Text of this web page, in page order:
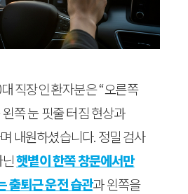
직장인 환자분은 “오른쪽
쪽 눈 핏줄 터짐 현상과
내원하셨습니다. 정밀 검사
닌햇볕이 한쪽 창문에서만
출퇴근 운전 습관과 왼쪽을